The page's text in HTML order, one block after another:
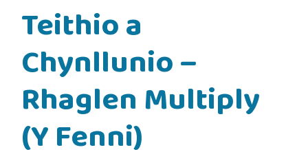
Teithio a
Chynllunio –
Rhaglen Multiply
(Y Fenni)